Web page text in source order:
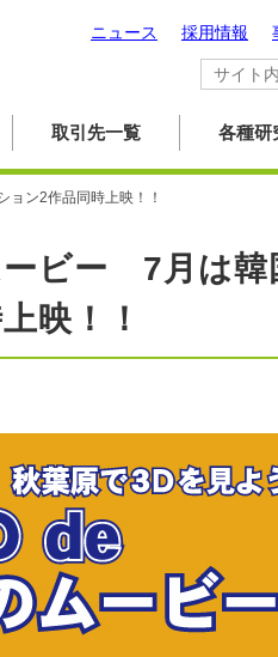
採用情報
ニュース
取引先一覧 各種研
ン2作品同時上映！！
ビー 7月は韓
映！！